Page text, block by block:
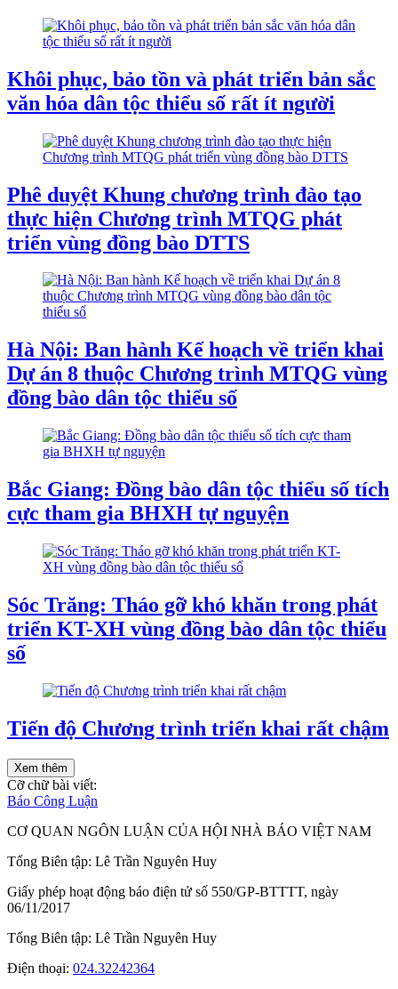
Khôi phục, bảo tồn và phát triển bản sắc
văn hóa dân tộc thiểu số rất ít người
Phê duyệt Khung chương trình đào tạo
thực hiện Chương trình MTQG phát
triển vùng đồng bào DTTS
Hà Nội: Ban hành Kế hoạch về triển khai
Dự án 8 thuộc Chương trình MTQG vùng
đồng bào dân tộc thiểu số
Bắc Giang: Đồng bào dân tộc thiểu số tích
cực tham gia BHXH tự nguyện
Sóc Trăng: Tháo gỡ khó khăn trong phát
triển KT-XH vùng đồng bào dân tộc thiểu
số
Tiến độ Chương trình triển khai rất chậm
Xem thêm
Cỡ chữ bài viết:
Báo Công Luận
CƠ QUAN NGÔN LUẬN CỦA HỘI NHÀ BÁO VIỆT NAM
Tổng Biên tập: Lê Trần Nguyên Huy
Giấy phép hoạt động báo điện tử số 550/GP-BTTTT, ngày
06/11/2017
Tổng Biên tập: Lê Trần Nguyên Huy
Điện thoại: 024.32242364